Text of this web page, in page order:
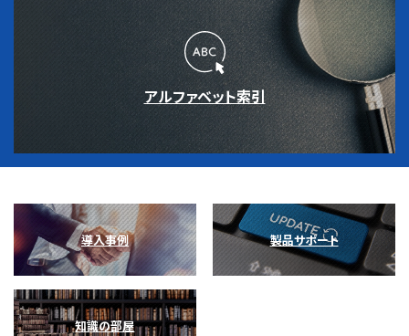
アルファベット索引
導入事例 製品サポート
知識の部屋